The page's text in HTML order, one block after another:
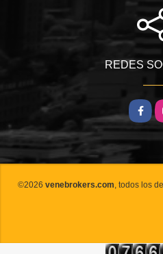
REDES
©2026 venebrokers.com, todos los